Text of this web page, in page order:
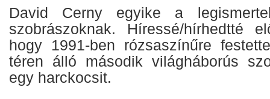
David Cerny egyike a
szobrászoknak. Híressé/hírhedtté
hogy 1991-ben rózsaszínűre
téren álló második világháborús
egy harckocsit.